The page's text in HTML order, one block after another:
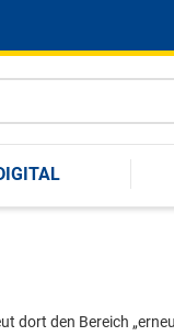
dort den Bereich